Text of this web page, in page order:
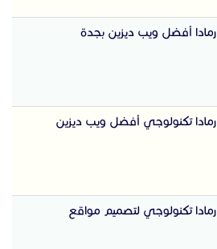
رمادا أفضل ويب ديزين بجدة
رمادا تكنولوجي أفضل ويب ديزين
رمادا تكنولوجي لتصميم مواقع